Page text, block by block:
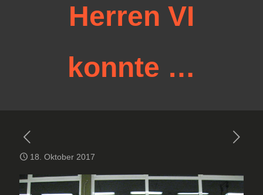
Herren VI
konnte …
18. Oktober 2017